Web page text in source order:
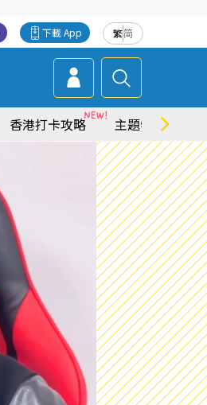
繁简
下載 App
香港打卡攻略 主題特集